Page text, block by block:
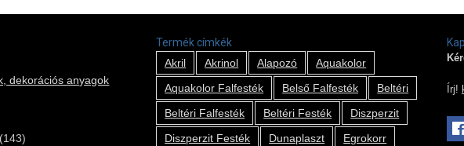
dekorációs anyagok
(143)
Termék címkék
Akril
Akrinol Alapozó
Aquakolor
Aquakolor Falfesték
Belső Falfesték
Beltéri
Beltéri Falfesték
Beltéri Festék
Diszperzit
Diszperzit Festék
Dunaplaszt
Egrokorr
Írj!